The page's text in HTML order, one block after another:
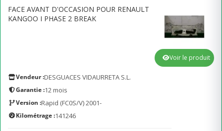
FACE AVANT D'OCCASION POUR RENAULT
KANGOO I PHASE 2 BREAK
Vendeur :DESGUACES VIDAURRETA S.L.
Garantie :12 mois
Version :Rapid (FC0S/V) 2001-
Kilométrage :141246
Voir le produit